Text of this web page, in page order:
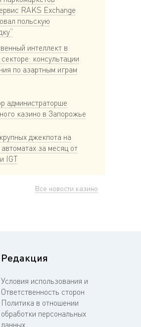
RAKS Exchange
польскую
интеллект в
консультации
по азартным играм
администраторше
казино в Запорожье
джекпота на
за месяц от
IGT
Все новости казино
Редакция
Условия использования и
Ответственность сторон
Политика в отношении
обработки персональных
данных